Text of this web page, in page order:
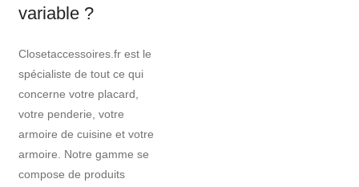
variable ?
Closetaccessoires.fr est le
spécialiste de tout ce qui
concerne votre placard,
votre penderie, votre
armoire de cuisine et votre
armoire. Notre gamme se
compose de produits